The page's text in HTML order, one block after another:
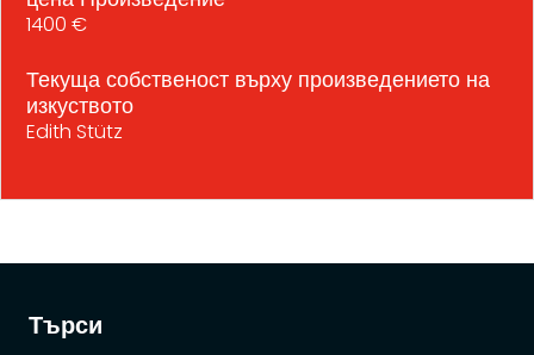
Търси
1400 €
Текуща собственост върху произведението на
изкуството
Edith Stütz